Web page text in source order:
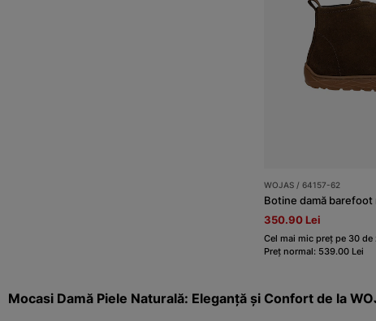
WOJAS / 64157-62
Botine damă barefoot
350.90 Lei
Cel mai mic preț pe 30 de
Preț normal: 539.00 Lei
Mocasi Damă Piele Naturală: Eleganță și Confort de la